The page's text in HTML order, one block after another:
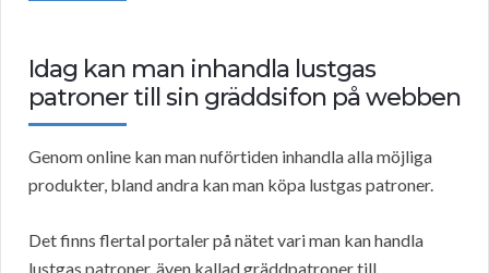
Idag kan man inhandla lustgas
patroner till sin gräddsifon på webben
Genom online kan man nuförtiden inhandla alla möjliga
produkter, bland andra kan man köpa lustgas patroner.
Det finns flertal portaler på nätet vari man kan handla
lustgas patroner, även kallad gräddpatroner till